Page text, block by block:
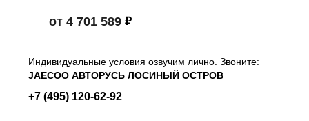
от 4 701 589
Индивидуальные условия озвучим лично. Звоните:
JAECOO АВТОРУСЬ ЛОСИНЫЙ ОСТРОВ
+7 (495) 120-62-92